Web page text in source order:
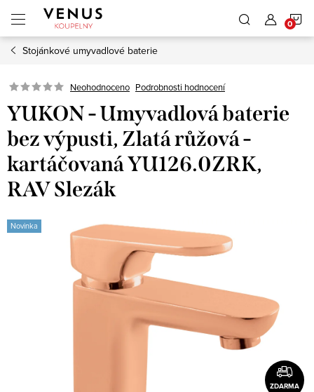
obsah
Stojánkové umyvadlové baterie
Neohodnoceno Podrobnosti hodnocení
YUKON - Umyvadlová baterie
bez výpusti, Zlatá růžová -
kartáčovaná YU126.0ZRK,
RAV Slezák
Novinka
ZDARMA